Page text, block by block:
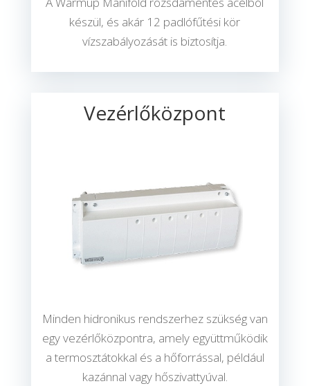
készül, és akár 12 padlófűtési kör
vízszabályozását is biztosítja.
Vezérlőközpont
Minden hidronikus rendszerhez szükség van
egy vezérlőközpontra, amely együttműködik
a termosztátokkal és a hőforrással, például
kazánnal vagy hőszivattyúval.